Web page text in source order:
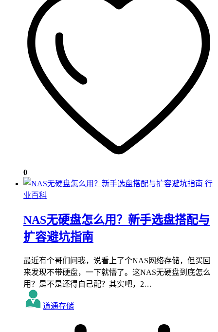
0
行
业百科
NAS无硬盘怎么用？新手选盘搭配与
扩容避坑指南
最近有个哥们问我，说看上了个NAS网络存储，但买回
来发现不带硬盘，一下就懵了。这NAS无硬盘到底怎么
用？是不是还得自己配？其实吧，2…
道通存储